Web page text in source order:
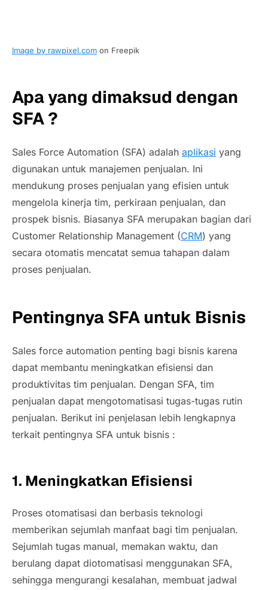
Image by rawpixel.com on Freepik
Apa yang dimaksud dengan
SFA ?
Sales Force Automation (SFA) adalah aplikasi yang
digunakan untuk manajemen penjualan. Ini
mendukung proses penjualan yang efisien untuk
mengelola kinerja tim, perkiraan penjualan, dan
prospek bisnis. Biasanya SFA merupakan bagian dari
Customer Relationship Management (CRM) yang
secara otomatis mencatat semua tahapan dalam
proses penjualan.
Pentingnya SFA untuk Bisnis
Sales force automation penting bagi bisnis karena
dapat membantu meningkatkan efisiensi dan
produktivitas tim penjualan. Dengan SFA, tim
penjualan dapat mengotomatisasi tugas-tugas rutin
penjualan. Berikut ini penjelasan lebih lengkapnya
terkait pentingnya SFA untuk bisnis :
1. Meningkatkan Efisiensi
Proses otomatisasi dan berbasis teknologi
memberikan sejumlah manfaat bagi tim penjualan.
Sejumlah tugas manual, memakan waktu, dan
berulang dapat diotomatisasi menggunakan SFA,
sehingga mengurangi kesalahan, membuat jadwal